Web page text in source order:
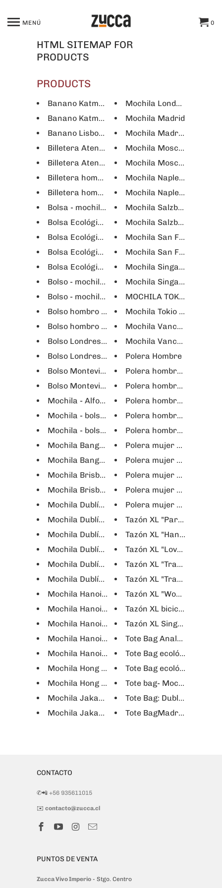
MENÚ 0
HTML SITEMAP FOR
PRODUCTS
PRODUCTS
Banano Katmandú - Negro
Banano Katmandú - Verde
Banano Lisboa - Negro
Billetera Atenas
Billetera Atenas - Negra
Billetera hombre Ankara
Billetera hombre Ankara - Verde
Bolsa - mochila tela ciudades
Bolsa Ecológica Tote Bag - Berlín
Bolsa Ecológica Tote Bag - Biclicleta
Bolsa Ecológica Tote Bag - Love Bicycle
Bolsa Ecológica Tote Bag - World Traveler
Bolso - mochila Dresden
Bolso - mochila Dresden un Hombro
Bolso hombro o cruzado Zurich
Bolso hombro o cruzado Zurich
Bolso Londres Ka
Bolso Londres Ka - Negro
Bolso Montevideo
Bolso Montevideo
Mochila - Alforja Barcelona notebook 16"
Mochila - bolso Osaka - Gris
Mochila - bolso Osaka - Negro
Mochila Bangkok notebook 17" - Khaki
Mochila Bangkok notebook 17" - Negro
Mochila Brisbane notebook 16" - Negro
Mochila Brisbane notebook 16" - Verde
Mochila Dublín Clásica notebook 15"
Mochila Dublín mini - Fucsia
Mochila Dublín mini - Negra
Mochila Dublín new - Naranja
Mochila Dublín new - Negro
Mochila Dublín Repelente notebook 15"
Mochila Hanoi mini - Fucsia
Mochila Hanoi Mini - Negro
Mochila Hanoi mini - Verde
Mochila Hanoi notebook 15" - Negro
Mochila Hanoi notebook 16" - Verde
Mochila Hong Kong notebook 16"
Mochila Hong Kong notebook 16" - Negro
Mochila Jakarta notebook 16" - Negro
Mochila Jakarta notebook 16" - Rojo
Mochila Londres
Mochila Madrid
Mochila Madrid negra
Mochila Moscú notebook
Mochila Moscú
Mochila Naples
Mochila Naples
Mochila Salzburgo
Mochila Salzburgo
Mochila San Francisco
Mochila San Francisco
Mochila Singapur
Mochila Singapur
MOCHILA TOKIO
Mochila Tokio notebook
Mochila Vancouver
Mochila Vancouver
Polera Hombre
Polera hombre "Letrero
Polera hombre "Love
Polera hombre
Polera hombre "Travel
Polera hombre "World
Polera mujer blanca
Polera mujer blanca
Polera mujer gris
Polera mujer gris "World
Polera mujer negra
Tazón XL "Paris
Tazón XL "Hanoi New
Tazón XL "Love bicycle"
Tazón XL "Travel around
Tazón XL "Travel around
Tazón XL "World
Tazón XL bicicleta
Tazón XL Singapur
Tote Bag Analytical and
Tote Bag ecológica
Tote Bag ecológica
Tote bag- Mochila
Tote Bag: Dublín, New
Tote BagMadrid,
CONTACTO
✆📲 +56 935611015
✉️ contacto@zucca.cl
PUNTOS DE VENTA
Zucca Vivo Imperio - Stgo. Centro